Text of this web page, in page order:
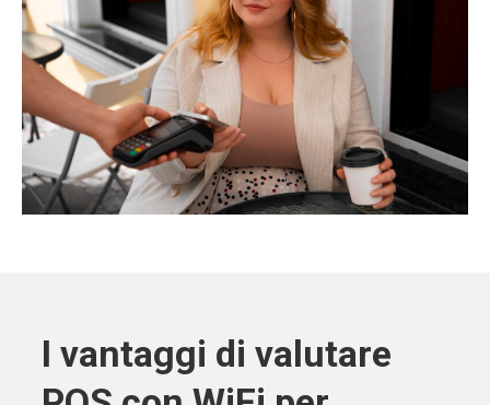
I vantaggi di valutare